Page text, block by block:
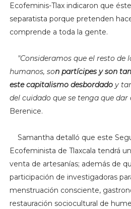
Ecofeminis-Tlax indicaron que
separatista porque pretenden
comprende a toda la gente.
"Consideramos que el resto de
humanos, son partícipes y son
este capitalismo desbordado y
del cuidado que se tenga que dar
Berenice.
Samantha detalló que este
Ecofeminista de Tlaxcala tendrá
venta de artesanías; además de
participación de investigadoras
menstruación consciente,
restauración sociocultural de